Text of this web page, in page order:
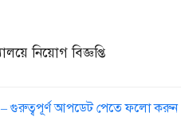
নিয়োগ বিজ্ঞপ্তি
গুরুত্বপূর্ণ আপডেট পেতে ফলো করুন